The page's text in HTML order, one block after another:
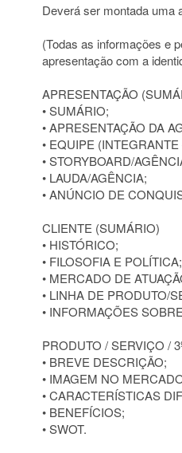
Deverá ser montada uma
(Todas as informações e
apresentação com a
APRESENTAÇÃO
• SUMÁRIO;
• APRESENTAÇÃO DA
• EQUIPE
• STORYBOARD/
• LAUDA/AGÊNCIA;
• ANÚNCIO DE
CLIENTE (SUMÁRIO)
• HISTÓRICO;
• FILOSOFIA E POLÍTICA;
• MERCADO DE
• LINHA DE PRODUTO/
• INFORMAÇÕES
PRODUTO / SERVIÇO /
• BREVE DESCRIÇÃO;
• IMAGEM NO
• CARACTERÍSTICAS
• BENEFÍCIOS;
• SWOT.